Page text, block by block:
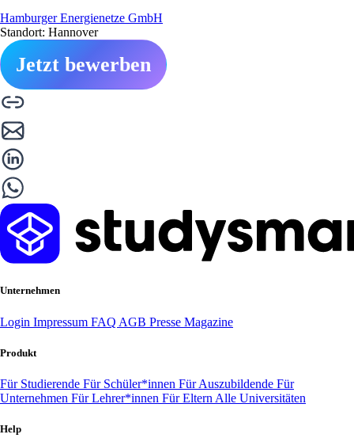
Hamburger Energienetze GmbH
Standort: Hannover
Jetzt bewerben
Unternehmen
Login Impressum FAQ AGB Presse Magazine
Produkt
Für Studierende Für Schüler*innen Für Auszubildende Für
Unternehmen Für Lehrer*innen Für Eltern Alle Universitäten
Help